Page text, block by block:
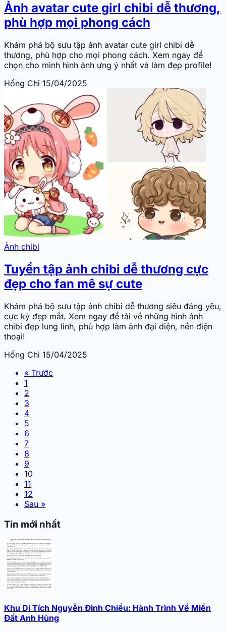
Ảnh avatar cute girl chibi dễ thương,
phù hợp mọi phong cách
Khám phá bộ sưu tập ảnh avatar cute girl chibi dễ
thương, phù hợp cho mọi phong cách. Xem ngay để
chọn cho mình hình ảnh ưng ý nhất và làm đẹp profile!
Hồng Chi 15/04/2025
Ảnh chibi
Tuyển tập ảnh chibi dễ thương cực
đẹp cho fan mê sự cute
Khám phá bộ sưu tập ảnh chibi dễ thương siêu đáng yêu,
cực kỳ đẹp mắt. Xem ngay để tải về những hình ảnh
chibi đẹp lung linh, phù hợp làm ảnh đại diện, nền điện
thoại!
Hồng Chi 15/04/2025
« Trước
1
2
3
4
5
6
7
8
9
10
11
12
Sau »
Tin mới nhất
Khu Di Tích Nguyễn Đình Chiểu: Hành Trình Về Miền
Đất Anh Hùng